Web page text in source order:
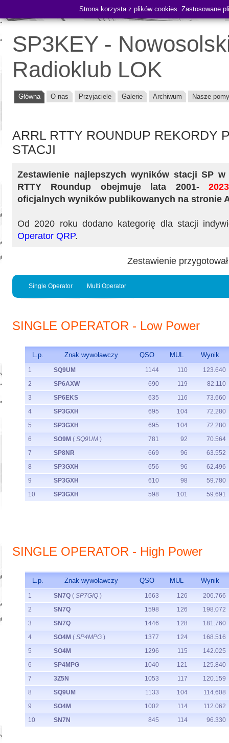
SP3KEY -
Radioklub LOK
Główna O nas Przyjaciele Galerie Archiwum Nasze
ARRL RTTY ROUNDUP REKORDY
STACJI
Zestawienie najlepszych wyników stacji SP w
RTTY Roundup obejmuje lata 2001-
oficjalnych wyników publikowanych na stronie
Od 2020 roku dodano kategorię dla stacji
Operator QRP.
Zestawienie
Single Operator Multi Operator
SINGLE OPERATOR - Low Power
L.p. Znak wywoławczy QSO MUL Wynik
1 SQ9UM 1144 110
123.640
2
SP6AXW 690 119
82.110
3
SP6EKS 635 116
73.660
4
SP3GXH 695 104
72.280
5
SP3GXH 695 104
72.280
6
SO9M ( SQ9UM ) 781 92
70.564
7
SP8NR 669 96
63.552
8
SP3GXH 656 96
62.496
9
SP3GXH 610 98
59.780
10
SP3GXH 598 101 59.691
SINGLE OPERATOR - High Power
L.p. Znak wywoławczy QSO MUL Wynik
1 SN7Q ( SP7GIQ ) 1663 126
206.766
2
SN7Q 1598 126
198.072
3
SN7Q 1446 128
181.760
4
SO4M ( SP4MPG ) 1377 124
168.516
5
SO4M 1296 115
142.025
6
SP4MPG 1040 121
125.840
7
3Z5N 1053 117
120.159
8
SQ9UM 1133 104
114.608
9
SO4M 1002 114
112.062
10
SN7N 845 114 96.330
Strona korzysta z plików cookies. Zastosowane